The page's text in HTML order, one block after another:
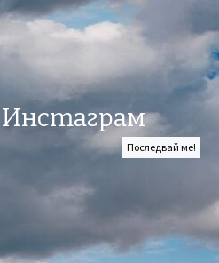
Инстаграм
Последвай ме!